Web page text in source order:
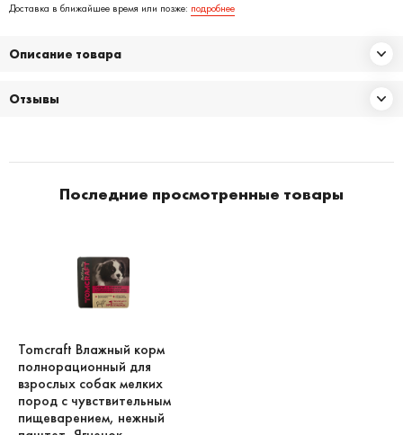
Доставка в ближайшее время или позже: подробнее
Описание товара
Отзывы
Последние просмотренные товары
Tomcraft Влажный корм
полнорационный для
взрослых собак мелких
пород с чувствительным
пищеварением, нежный